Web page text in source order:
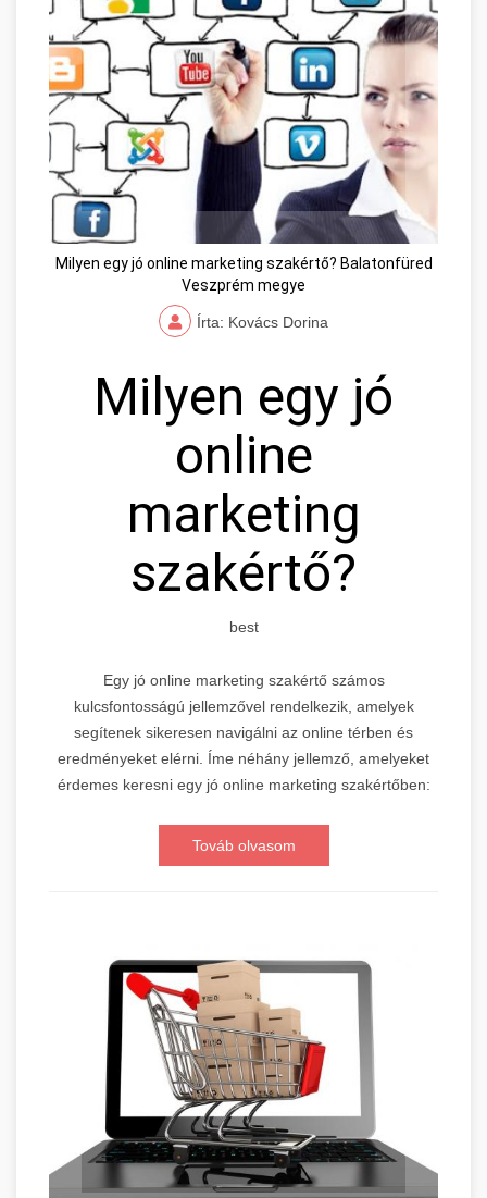
Milyen egy jó online marketing szakértő? Balatonfüred
Veszprém megye
Írta: Kovács Dorina
Milyen egy jó
online
marketing
szakértő?
best
Egy jó online marketing szakértő számos
kulcsfontosságú jellemzővel rendelkezik, amelyek
segítenek sikeresen navigálni az online térben és
eredményeket elérni. Íme néhány jellemző, amelyeket
érdemes keresni egy jó online marketing szakértőben:
Továb olvasom